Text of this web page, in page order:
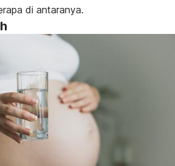
di antaranya.